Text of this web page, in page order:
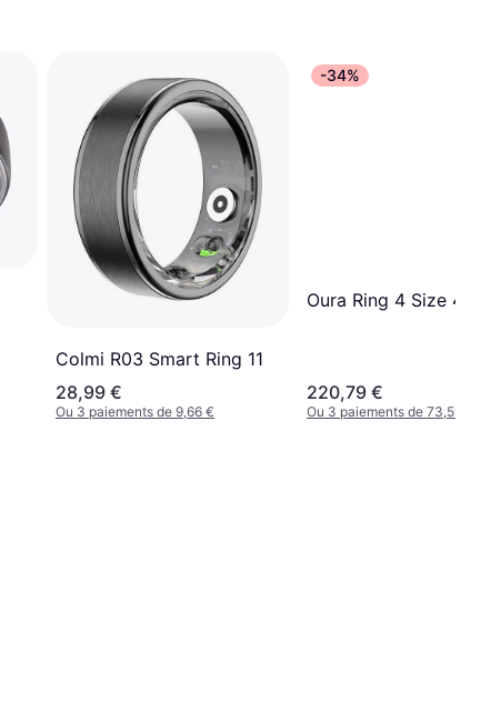
Colmi R03 Smart Ring 11
28,99 €
Ou 3 paiements de 9,66 €
-34%
Oura Ring 4 Size 4
220,79 €
Ou 3 paiements de 73,59 €